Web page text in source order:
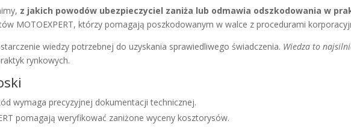
z jakich powodów ubezpieczyciel zaniża lub odmawia odszkodowania w
MOTOEXPERT, którzy pomagają poszkodowanym w walce z procedurami
wiedzy potrzebnej do uzyskania sprawiedliwego świadczenia. Wiedza to
rynkowych.
wymaga precyzyjnej dokumentacji technicznej.
pomagają weryfikować zaniżone wyceny kosztorysów.